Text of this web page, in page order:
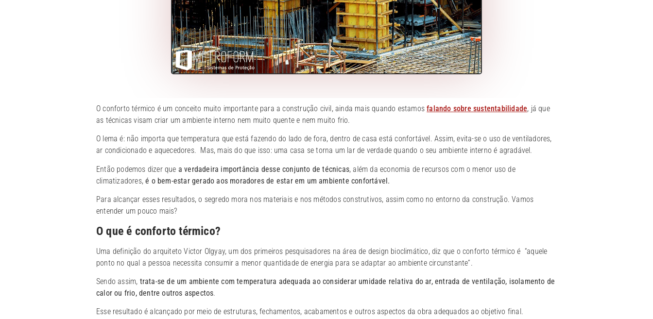
O conforto térmico é um conceito muito importante para a construção civil, ainda mais quando estamosfalando sobre sustentabilidade, já que
as técnicas visam criar um ambiente interno nem muito quente e nem muito frio.
O lema é: não importa que temperatura que está fazendo do lado de fora, dentro de casa está confortável. Assim, evita-se o uso de ventiladores,
ar condicionado e aquecedores. Mas, mais do que isso: uma casa se torna um lar de verdade quando o seu ambiente interno é agradável.
Então podemos dizer que a verdadeira importância desse conjunto de técnicas, além da economia de recursos com o menor uso de
climatizadores,é o bem-estar gerado aos moradores de estar em um ambiente confortável.
Para alcançar esses resultados, o segredo mora nos materiais e nos métodos construtivos, assim como no entorno da construção. Vamos
entender um pouco mais?
O que é conforto térmico?
Uma definição do arquiteto Victor Olgyay, um dos primeiros pesquisadores na área de design bioclimático, diz que o conforto térmico é “aquele
ponto no qual a pessoa necessita consumir a menor quantidade de energia para se adaptar ao ambiente circunstante”.
Sendo assim, trata-se de um ambiente com temperatura adequada ao considerar umidade relativa do ar, entrada de ventilação, isolamento de
calor ou frio, dentre outros aspectos.
Esse resultado é alcançado por meio de estruturas, fechamentos, acabamentos e outros aspectos da obra adequados ao objetivo final.